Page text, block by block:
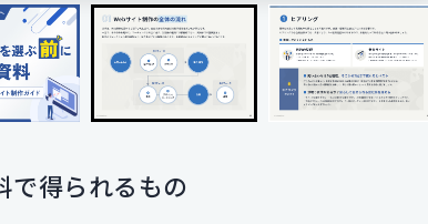
で得られるもの